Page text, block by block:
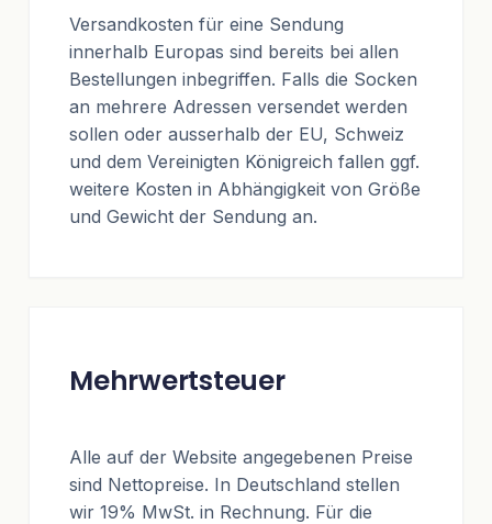
Versandkosten für eine Sendung
innerhalb Europas sind bereits bei allen
Bestellungen inbegriffen. Falls die Socken
an mehrere Adressen versendet werden
sollen oder ausserhalb der EU, Schweiz
und dem Vereinigten Königreich fallen ggf.
weitere Kosten in Abhängigkeit von Größe
und Gewicht der Sendung an.
Mehrwertsteuer
Alle auf der Website angegebenen Preise
sind Nettopreise. In Deutschland stellen
wir 19% MwSt. in Rechnung. Für die